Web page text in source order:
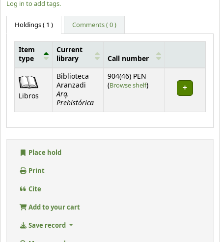
Log in to add tags.
Holdings( 1 ) Comments ( 0 )
Item
type
Current
library
Call number
Libros
Biblioteca
Aranzadi
Arq.
Prehistórica
904(46) PEN
(Browse shelf(Opens below)
)
Place hold
Print
Cite
Add to your cart
Save record